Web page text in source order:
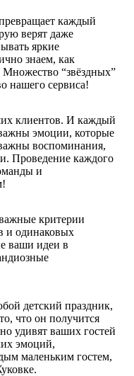
каждый
верят даже
яркие
знаем, как
Множество “звёздных”
нашего сервиса!
клиентов. И каждый
эмоции, которые
воспоминания,
Проведение каждого
и
критерии
и одинаковых
ваши идеи в
детский праздник,
что он получится
удивят ваших гостей
эмоций,
маленьким гостем,